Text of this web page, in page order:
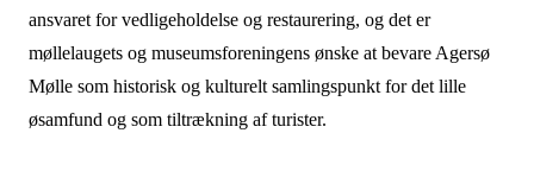
ansvaret for vedligeholdelse og restaurering, og det er
møllelaugets og museumsforeningens ønske at bevare Agersø
Mølle som historisk og kulturelt samlingspunkt for det lille
øsamfund og som tiltrækning af turister.